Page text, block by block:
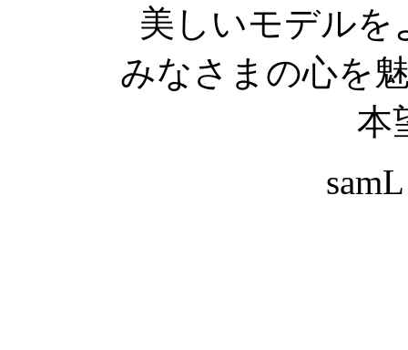
美しいモデルを
みなさまの心を
本